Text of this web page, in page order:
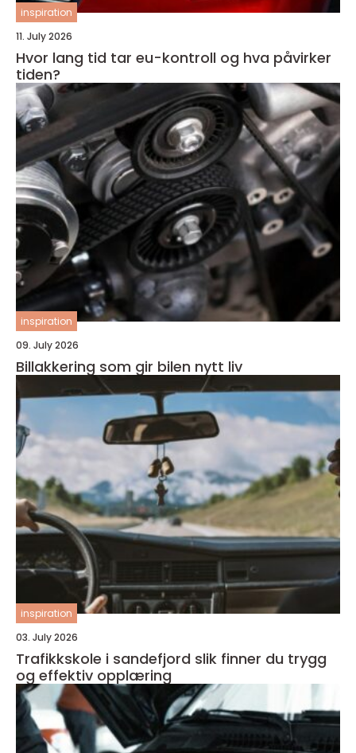
inspiration
11. July 2026
Hvor lang tid tar eu-kontroll og hva påvirker
tiden?
inspiration
09. July 2026
Billakkering som gir bilen nytt liv
inspiration
03. July 2026
Trafikkskole i sandefjord slik finner du trygg
og effektiv opplæring